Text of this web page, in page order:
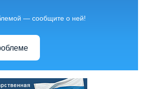
— сообщите о ней!